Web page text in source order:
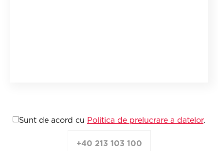
Sunt de acord cu Politica de prelucrare a datelor.
+40 213 103 100